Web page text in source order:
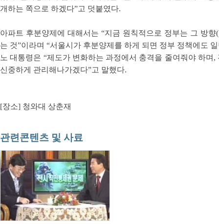
개하는 쪽으로 하겠다”고 덧붙였다.
아파트 후분양제에 대해서는 “지금 원칙적으로 정부는 그 방
는 것”이라며 “서울시가 후분양제를 하게 되면 정부 정책에도
노 대통령은 “제도가 변화하는 과정에서 충격을 줄여줘야 하
신중하게 관리해나가겠다”고 말했다.
[장소] 청와대 상춘재
관련콘텐츠 및 사료